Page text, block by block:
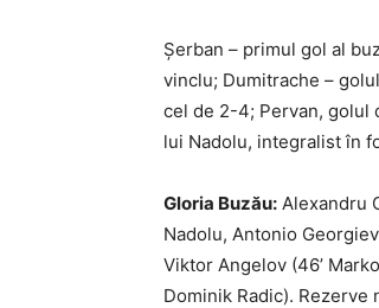
Şerban – primul gol al
vinclu; Dumitrache –
cel de 2-4; Pervan,
lui Nadolu, integralist în
Gloria Buzău: Alexandru
Nadolu, Antonio
Viktor Angelov (46’
Dominik Radic).